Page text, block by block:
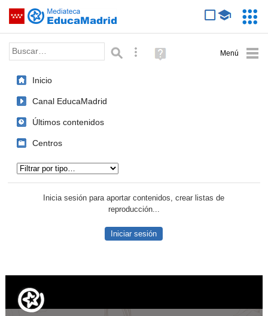
Saltar navegación
Palabra o frase: Búsqueda avanzada
Ayuda
(en
Inicio
Canal EducaMadrid
Últimos contenidos
Centros
Inicia sesión para aportar contenidos, crear listas de
reproducción...
Iniciar sesión